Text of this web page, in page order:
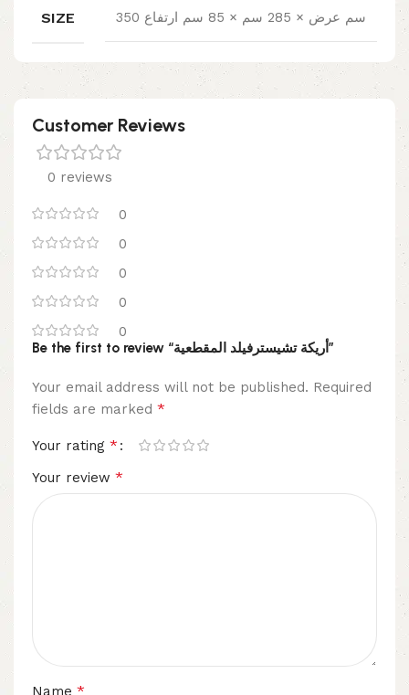
SIZE 350 سم عرض × 285 سم × 85 سم ارتفاع
Customer Reviews
0 reviews
0
0
0
0
0
Be the first to review “أريكة تشيسترفيلد المقطعية”
Your email address will not be published. Required
fields are marked *
Your rating *
Your review *
Name *